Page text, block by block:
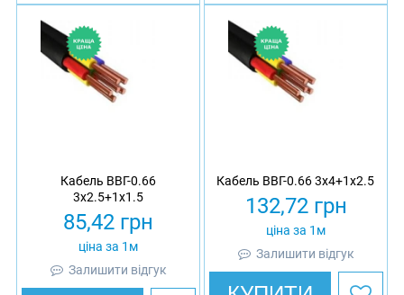
Кабель ВВГ-0.66
3х2.5+1х1.5
85,42 грн
ціна за 1м
Залишити відгук
Кабель ВВГ-0.66 3х4+1х2.5
132,72грн
ціна за 1м
Залишити відгук